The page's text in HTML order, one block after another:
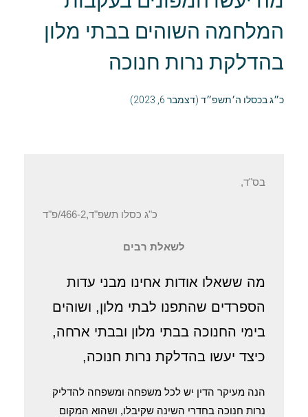
המלחמה השוהים בבתי מלון
בהדלקת נרות חנוכה
כ״ג בכסלו ה׳תשפ״ד (דצמבר 6, 2023)
בס"ד, ‏
כ"ג כסלו תשפ"ד,466-2/פ"ד
לשאלת רבים
מה ששאלו אודות אחינו מבני עדות
הספרדים שהתפנו לבתי מלון, ושוהים
בימי החנוכה בבתי מלון ובבתי ארחה,
כיצד יעשו בהדלקת נרות חנוכה,
הנה מעיקר הדין יש לכל משפחה ומשפחה להדליק
נרות חנוכה בחדרי השינה שקיבלו, ושהוא המקום